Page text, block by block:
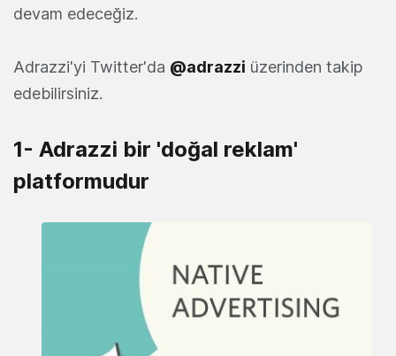
devam edeceğiz.
Adrazzi'yi Twitter'da @adrazzi üzerinden takip
edebilirsiniz.
1- Adrazzi bir 'doğal reklam'
platformudur